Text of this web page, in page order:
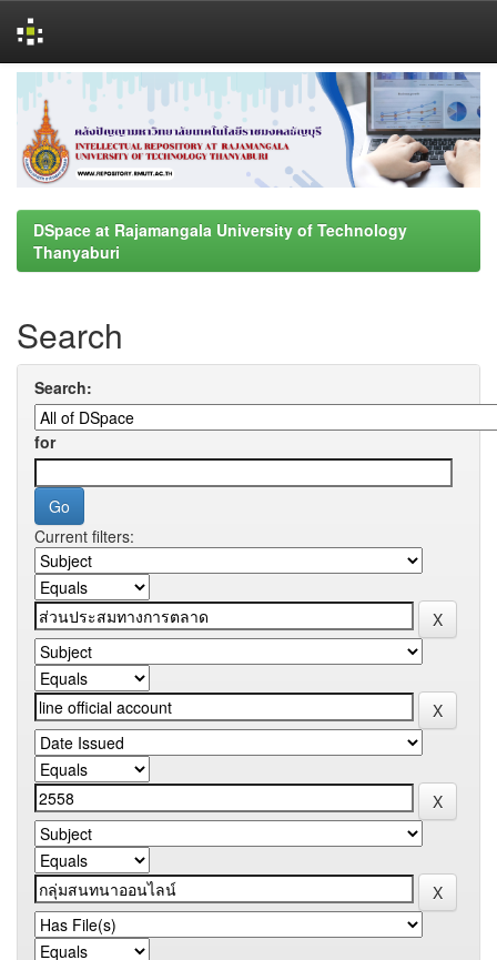
navigation
DSpace at Rajamangala University of Technology
Thanyaburi
Search
Search:
for
Current filters: